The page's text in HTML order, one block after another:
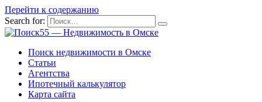
Перейти к содержанию
Search for:
Поиск недвижимости в Омске
Статьи
Агентства
Ипотечный калькулятор
Карта сайта